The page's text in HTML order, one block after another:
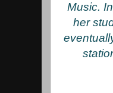
Music.
her